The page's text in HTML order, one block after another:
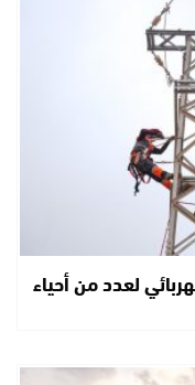
لعدد من أحياء